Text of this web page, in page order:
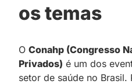
os temas
O Conahp (Congresso
Privados) é um dos
setor de saúde no Brasil.